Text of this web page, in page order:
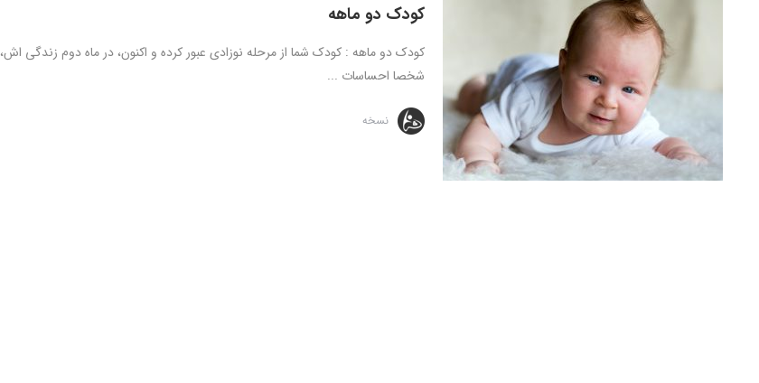
کودک دو ماهه
کودک دو ماهه : کودک شما از مرحله نوزادی عبور کرده و اکنون، در ماه دوم زندگی اش،
شخصا احساسات ...
نسخه